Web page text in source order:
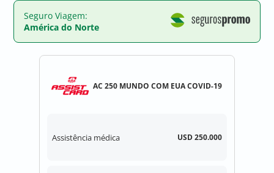
Seguro Viagem:
América do Norte
AC 250 MUNDO COM EUA COVID-19
Assistência médica USD 250.000